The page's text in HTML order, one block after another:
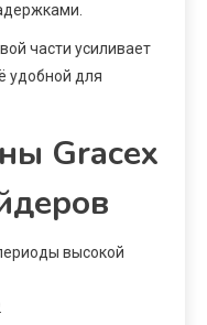
части усиливает
удобной для
Gracex
высокой